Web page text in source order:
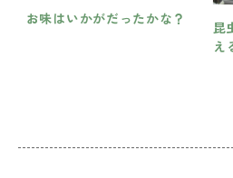
お味はいかがだったかな？
昆
え